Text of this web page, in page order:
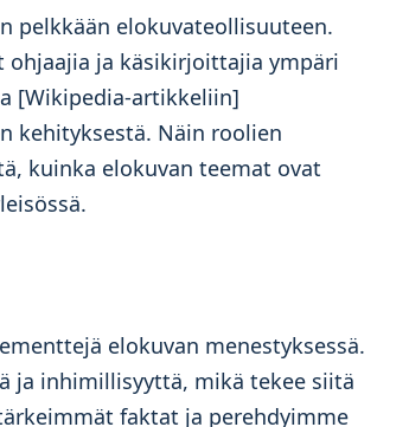
pelkkään elokuvateollisuuteen.
ohjaajia ja käsikirjoittajia ympäri
[Wikipedia-artikkeliin]
kehityksestä. Näin roolien
kuinka elokuvan teemat ovat
elokuvan menestyksessä.
ja inhimillisyyttä, mikä tekee siitä
faktat ja perehdyimme